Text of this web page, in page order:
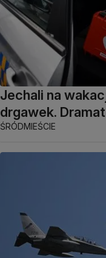
Jechali na
drgawek.
ŚRÓDMIEŚCIE